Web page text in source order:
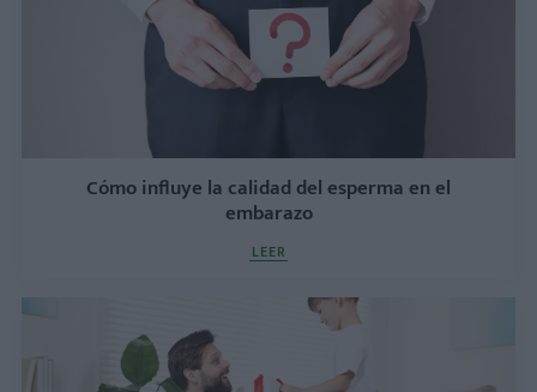
Cómo influye la calidad del esperma en el
embarazo
LEER